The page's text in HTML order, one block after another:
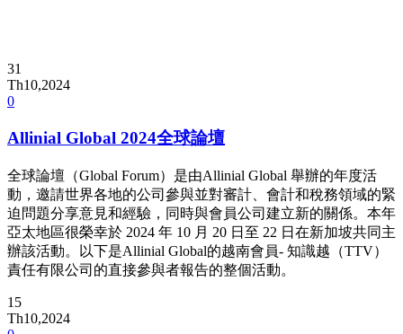
31
Th10,2024
0
Allinial Global 2024全球論壇
全球論壇（Global Forum）是由Allinial Global 舉辦的年度活
動，邀請世界各地的公司參與並對審計、會計和稅務領域的緊
迫問題分享意見和經驗，同時與會員公司建立新的關係。本年
亞太地區很榮幸於 2024 年 10 月 20 日至 22 日在新加坡共同主
辦該活動。以下是Allinial Global的越南會員- 知識越（TTV）
責任有限公司的直接參與者報告的整個活動。
15
Th10,2024